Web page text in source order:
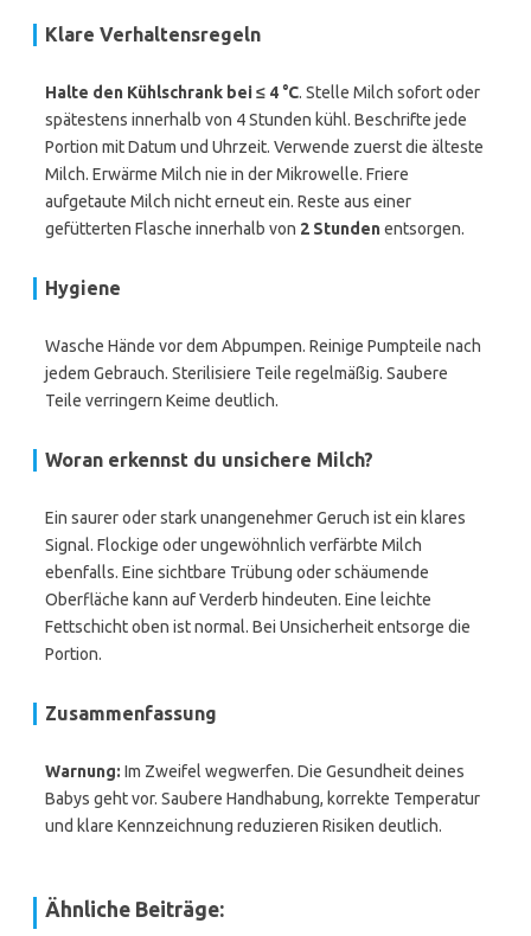
Klare Verhaltensregeln
Halte den Kühlschrank bei ≤ 4 °C. Stelle Milch sofort oder
spätestens innerhalb von 4 Stunden kühl. Beschrifte jede
Portion mit Datum und Uhrzeit. Verwende zuerst die älteste
Milch. Erwärme Milch nie in der Mikrowelle. Friere
aufgetaute Milch nicht erneut ein. Reste aus einer
gefütterten Flasche innerhalb von 2 Stundenentsorgen.
Hygiene
Wasche Hände vor dem Abpumpen. Reinige Pumpteile nach
jedem Gebrauch. Sterilisiere Teile regelmäßig. Saubere
Teile verringern Keime deutlich.
Woran erkennst du unsichere Milch?
Ein saurer oder stark unangenehmer Geruch ist ein klares
Signal. Flockige oder ungewöhnlich verfärbte Milch
ebenfalls. Eine sichtbare Trübung oder schäumende
Oberfläche kann auf Verderb hindeuten. Eine leichte
Fettschicht oben ist normal. Bei Unsicherheit entsorge die
Portion.
Zusammenfassung
Warnung: Im Zweifel wegwerfen. Die Gesundheit deines
Babys geht vor. Saubere Handhabung, korrekte Temperatur
und klare Kennzeichnung reduzieren Risiken deutlich.
Ähnliche Beiträge: